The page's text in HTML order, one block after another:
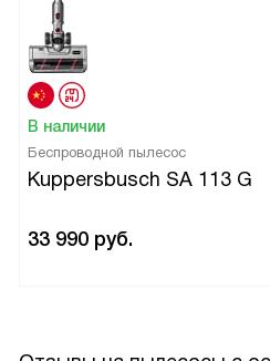
В наличии
Беспроводной пылесос
Kuppersbusch SA 113 G
33 990 руб.